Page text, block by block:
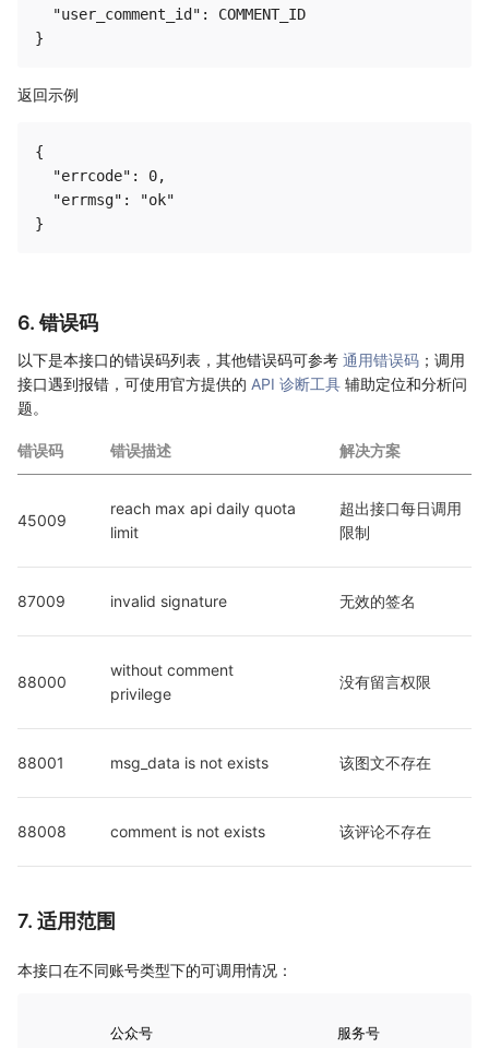
  "user_comment_id": COMMENT_ID
返回示例
{
  "errcode": 0,
  "errmsg": "ok"
6. 错误码
以下是本接口的错误码列表，其他错误码可参考 通用错误码 ；调用
接口遇到报错，可使用官方提供的 API 诊断工具 辅助定位和分析问
题。
错误码 错误描述 解决方案
45009
reach max api daily quota
limit
超出接口每日调用
限制
87009 invalid signature 无效的签名
88000
without comment
privilege
没有留言权限
88001 msg_data is not exists 该图文不存在
88008 comment is not exists 该评论不存在
7. 适用范围
本接口在不同账号类型下的可调用情况：
公众号 服务号